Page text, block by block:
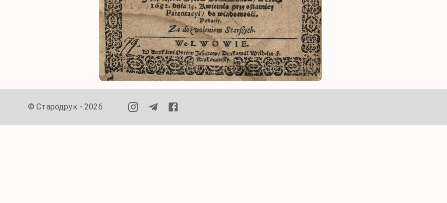
©Стародрук-2026